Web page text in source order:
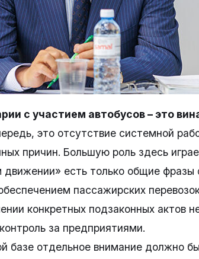
с участием автобусов – это
это отсутствие системной
причин. Большую роль здесь
есть только общие фразы
пассажирских
конкретных подзаконных актов
за предприятиями.
базе отдельное внимание должно